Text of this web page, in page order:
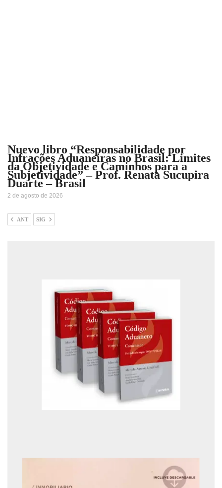
Nuevo libro “Responsabilidade por
Infrações Aduaneiras no Brasil: Limites
da Objetividade e Caminhos para a
Subjetividade” – Prof. Renata Sucupira
Duarte – Brasil
2 de agosto de 2026
ANT SIG